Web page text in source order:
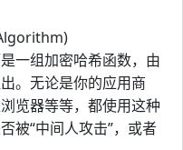
一组加密哈希函数，由
。无论是你的应用商
览器等等，都使用这种
被“中间人攻击”，或者